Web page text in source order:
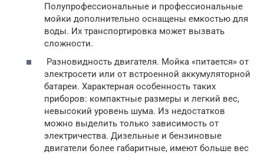
Полупрофессиональные и профессиональные
мойки дополнительно оснащены емкостью для
воды. Их транспортировка может вызвать
сложности.
Разновидность двигателя. Мойка «питается» от
электросети или от встроенной аккумуляторной
батареи. Характерная особенность таких
приборов: компактные размеры и легкий вес,
невысокий уровень шума. Из недостатков
можно выделить только зависимость от
электричества. Дизельные и бензиновые
двигатели более габаритные, имеют больше вес